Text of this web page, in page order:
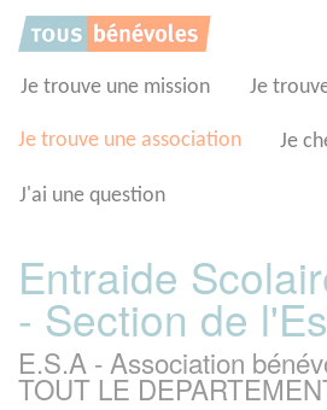
Je trouve une mission Je
Je trouve une association Je
J'ai une question
Entraide
- Section de
E.S.A - Association
TOUT LE
Panneau de gestion des cookies